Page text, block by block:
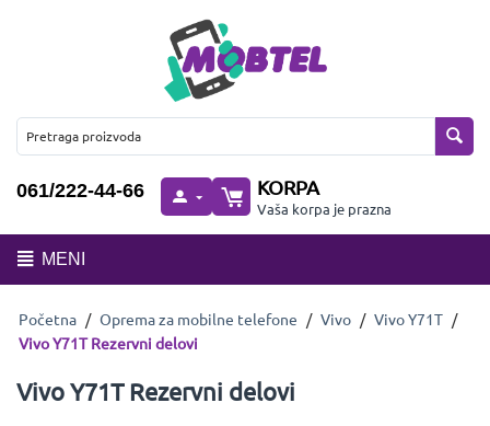
061/222-44-66 KORPA
Vaša korpa je prazna
MENI
Početna / Oprema za mobilne telefone / Vivo / Vivo Y71T /
Vivo Y71T Rezervni delovi
Vivo Y71T Rezervni delovi